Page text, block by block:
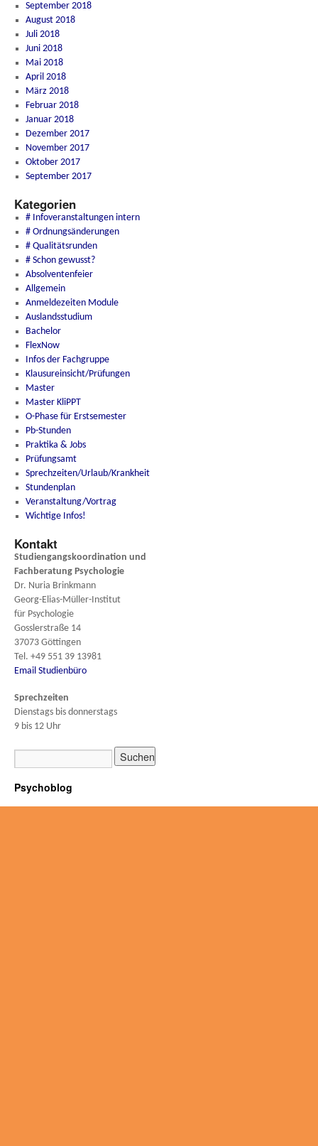
September 2018
August 2018
Juli 2018
Juni 2018
Mai 2018
April 2018
März 2018
Februar 2018
Januar 2018
Dezember 2017
November 2017
Oktober 2017
September 2017
Kategorien
# Infoveranstaltungen intern
# Ordnungsänderungen
# Qualitätsrunden
# Schon gewusst?
Absolventenfeier
Allgemein
Anmeldezeiten Module
Auslandsstudium
Bachelor
FlexNow
Infos der Fachgruppe
Klausureinsicht/Prüfungen
Master
Master KliPPT
O-Phase für Erstsemester
Pb-Stunden
Praktika & Jobs
Prüfungsamt
Sprechzeiten/Urlaub/Krankheit
Stundenplan
Veranstaltung/Vortrag
Wichtige Infos!
Kontakt
Studiengangskoordination und
Fachberatung Psychologie
Dr. Nuria Brinkmann
Georg-Elias-Müller-Institut
für Psychologie
Gosslerstraße 14
37073 Göttingen
Tel. +49 551 39 13981
Email Studienbüro
Sprechzeiten
Dienstags bis donnerstags
9 bis 12 Uhr
Psychoblog